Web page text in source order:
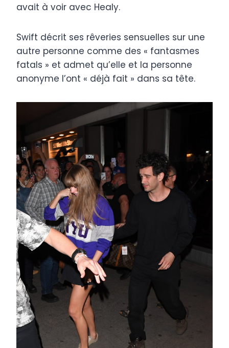
avait à voir avec Healy.
Swift décrit ses rêveries sensuelles sur une
autre personne comme des « fantasmes
fatals » et admet qu’elle et la personne
anonyme l’ont « déjà fait » dans sa tête.